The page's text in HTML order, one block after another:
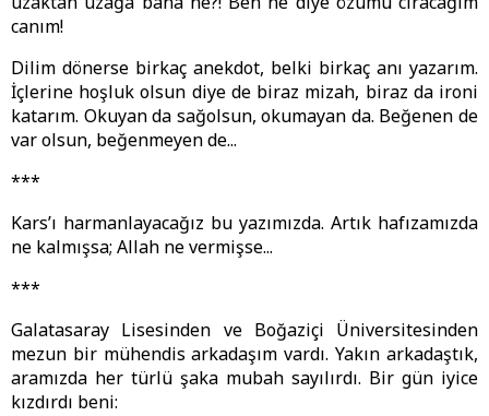
canım!
Dilim dönerse birkaç anekdot, belki birkaç anı yazarım.
İçlerine hoşluk olsun diye de biraz mizah, biraz da ironi
katarım. Okuyan da sağolsun, okumayan da. Beğenen de
var olsun, beğenmeyen de...
***
Kars’ı harmanlayacağız bu yazımızda. Artık hafızamızda
ne kalmışsa; Allah ne vermişse...
***
Galatasaray Lisesinden ve Boğaziçi Üniversitesinden
mezun bir mühendis arkadaşım vardı. Yakın arkadaştık,
aramızda her türlü şaka mubah sayılırdı. Bir gün iyice
kızdırdı beni: